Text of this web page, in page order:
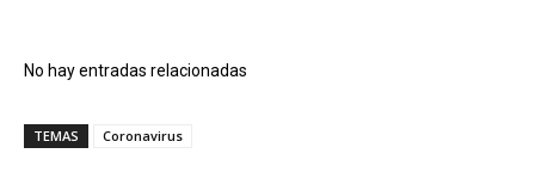
No hay entradas relacionadas
TEMAS Coronavirus